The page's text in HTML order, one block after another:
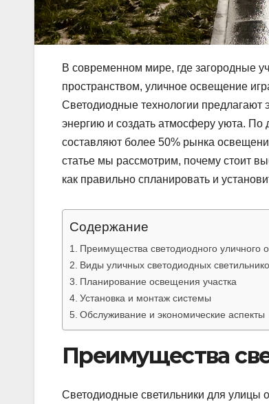
В современном мире, где загородные
пространством, уличное освещение
Светодиодные технологии предлагают
энергию и создать атмосферу уюта.
составляют более 50% рынка
статье мы рассмотрим, почему стоит
как правильно спланировать и
Содержание
Преимущества светодиодного уличного
Виды уличных светодиодных
Планирование освещения участка
Установка и монтаж системы
Обслуживание и экономические аспекты
Преимущества
Светодиодные светильники для улицы